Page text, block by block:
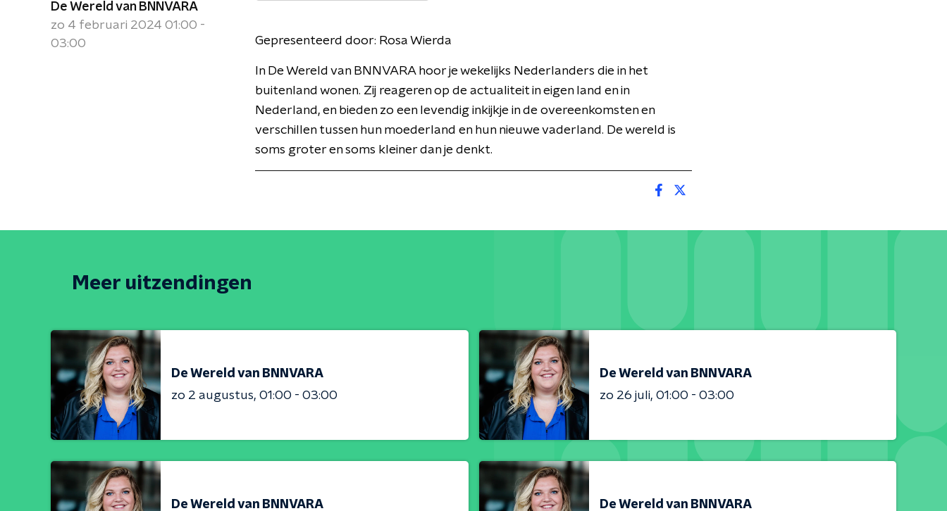
De Wereld van BNNVARA
zo 4 februari 2024 01:00 -
03:00
Gepresenteerd door: Rosa Wierda
In De Wereld van BNNVARA hoor je wekelijks Nederlanders die in het
buitenland wonen. Zij reageren op de actualiteit in eigen land en in
Nederland, en bieden zo een levendig inkijkje in de overeenkomsten en
verschillen tussen hun moederland en hun nieuwe vaderland. De wereld is
soms groter en soms kleiner dan je denkt.
Meer uitzendingen
De Wereld van BNNVARA
zo 2 augustus 01:00 - 03:00
De Wereld van BNNVARA
zo 26 juli 01:00 - 03:00
De Wereld van BNNVARA
De Wereld van BNNVARA